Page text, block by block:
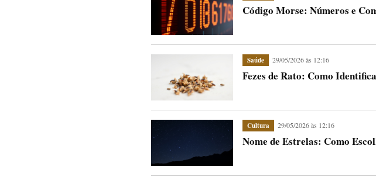
Código Morse: Números e
Saúde 29/05/2026 às 12:16
Fezes de Rato: Como
Cultura 29/05/2026 às 12:16
Nome de Estrelas: Como